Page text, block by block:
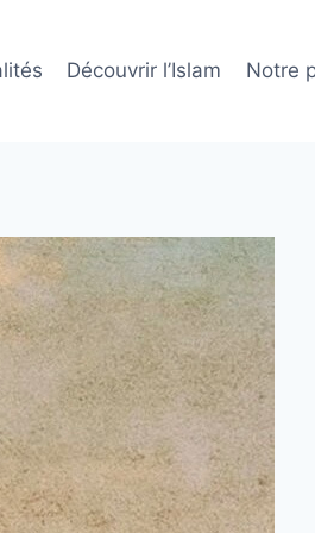
Découvrir l’Islam Notre